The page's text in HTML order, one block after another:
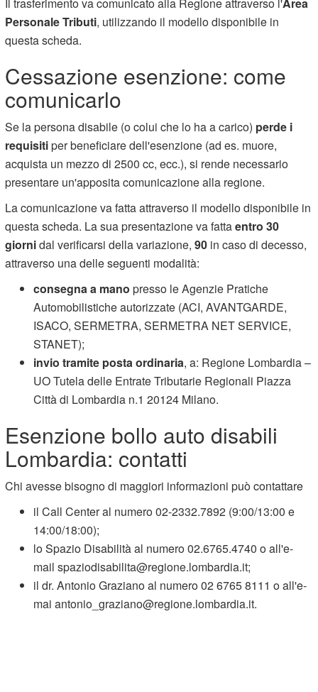
Personale Tributi, utilizzando il modello disponibile in
questa scheda.
Cessazione esenzione: come
comunicarlo
Se la persona disabile (o colui che lo ha a carico) perde i
requisitiper beneficiare dell'esenzione (ad es. muore,
acquista un mezzo di 2500 cc, ecc.), si rende necessario
presentare un'apposita comunicazione alla regione.
La comunicazione va fatta attraverso il modello disponibile in
questa scheda. La sua presentazione va fattaentro 30
giornidal verificarsi della variazione,90 in caso di decesso,
attraverso una delle seguenti modalità:
consegna a mano presso le Agenzie Pratiche
Automobilistiche autorizzate (ACI, AVANTGARDE,
ISACO, SERMETRA, SERMETRA NET SERVICE,
STANET);
invio tramite posta ordinaria, a: Regione Lombardia –
UO Tutela delle Entrate Tributarie Regionali Piazza
Città di Lombardia n.1 20124 Milano.
Esenzione bollo auto disabili
Lombardia: contatti
Chi avesse bisogno di maggiori informazioni può contattare
il Call Center al numero 02-2332.7892 (9:00/13:00 e
14:00/18:00);
lo Spazio Disabilità al numero 02.6765.4740 o all'e-
mail spaziodisabilita@regione.lombardia.it;
il dr. Antonio Graziano al numero 02 6765 8111 o all'e-
mai antonio_graziano@regione.lombardia.it.